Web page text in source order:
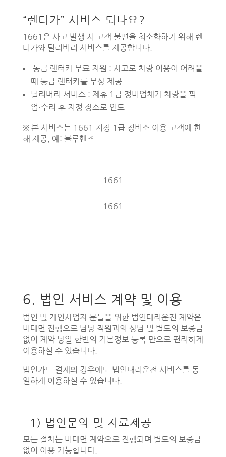
“렌터카” 서비스 되나요?
1661은 사고 발생 시 고객 불편을 최소화하기 위해 렌
터카와 딜리버리 서비스를 제공합니다.
동급 렌터카 무료 지원 : 사고로 차량 이용이 어려울
때 동급 렌터카를 무상 제공
딜리버리 서비스 : 제휴 1급 정비업체가 차량을 픽
업·수리 후 지정 장소로 인도
※ 본 서비스는 1661 지정 1급 정비소 이용 고객에 한
해 제공, 예: 블루핸즈
1661
1661
6. 법인 서비스 계약 및 이용
법인 및 개인사업자 분들을 위한 법인대리운전 계약은
비대면 진행으로 담당 직원과의 상담 및 별도의 보증금
없이 계약 당일 한번의 기본정보 등록 만으로 편리하게
이용하실 수 있습니다.
법인카드 결제의 경우에도 법인대리운전 서비스를 동
일하게 이용하실 수 있습니다.
1) 법인문의 및 자료제공
모든 절차는 비대면 계약으로 진행되며 별도의 보증금
없이 이용 가능합니다.